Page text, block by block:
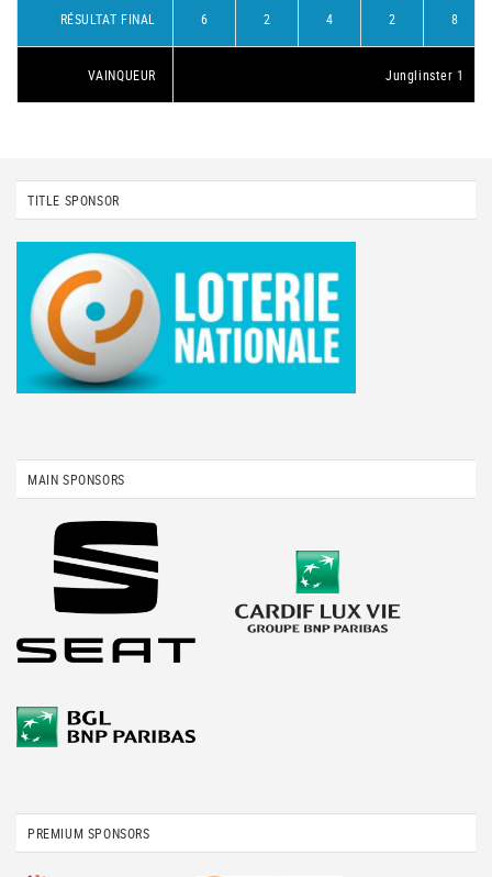
RÉSULTAT FINAL 6 2 4 2 8
VAINQUEUR Junglinster 1
TITLE SPONSOR
MAIN SPONSORS
PREMIUM SPONSORS